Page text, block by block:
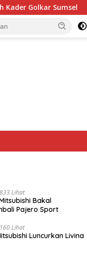
Sumsel
Lihat
Bakal
Pajero Sport
Lihat
Luncurkan Livina